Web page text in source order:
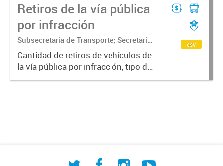
Retiros de la vía pública
por infracción
Subsecretaría de Transporte; Secretaría
de Movilidad Urbana y Seguridad
ciudadana
Cantidad de retiros de vehículos de
la vía pública por infracción, tipo de
vehículo y tipo de infracción
csv